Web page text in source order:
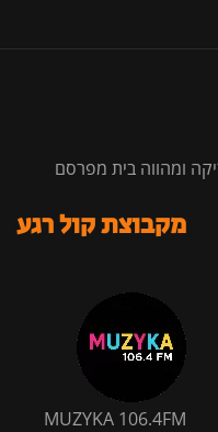
ומהווה בית מפרסם
מקבוצת קול רגע
MUZYKA 106.4FM